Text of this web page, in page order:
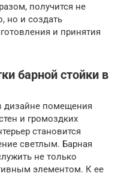
получится не
но и создать
и принятия
барной стойки в
дизайне помещения
и громоздких
становится
светлым. Барная
не только
элементом. К ее